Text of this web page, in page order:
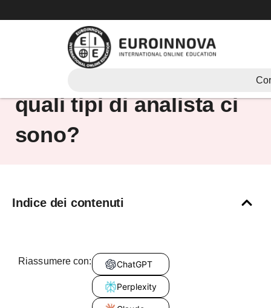
al
Cosa fa un analista e
quali tipi di analista ci
sono?
Indice dei contenuti
Riassumere con: ChatGPT
Perplexity